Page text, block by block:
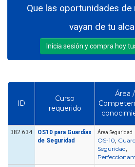
Que las oportunidades
vayan de tu
Inicia sesión y compra hoy
ID
Curso
requerido
Área /
382.634
OS10 para Guardias
de Seguridad
Área Seguridad
OS-10,
Seguridad,